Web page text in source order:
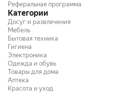
Реферальная программа
Категории
Досуг и развлечения
Мебель
Бытовая техника
Гигиена
Электроника
Одежда и обувь
Товары для дома
Аптека
Красота и уход